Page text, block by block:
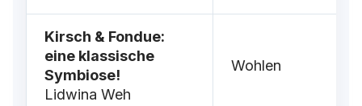
Kirsch & Fondue:
eine klassische
Symbiose!
Lidwina Weh
Wohlen